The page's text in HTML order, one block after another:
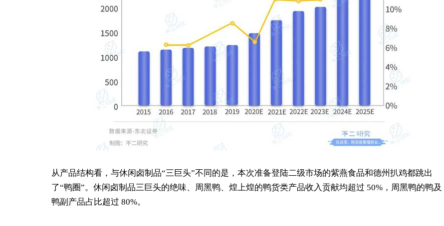
从产品结构看，与休闲卤制品“三巨头”不同的是，本次准备登陆二级市场的紫燕食品和德州扒鸡都跳出
了“鸭圈”。休闲卤制品三巨头的绝味、周黑鸭、煌上煌的鸭货类产品收入贡献均超过 50%，周黑鸭的鸭及
鸭副产品占比超过 80%。